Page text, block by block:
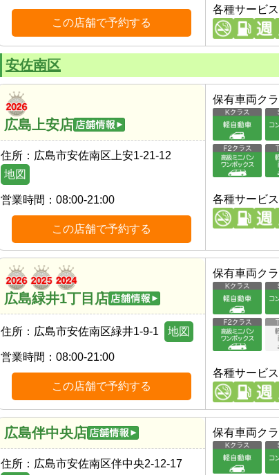
この店舗で予約する
各種サービス
安佐南区
広島上安店
住所： 広島市安佐南区上安1-21-12
地図
営業時間： 08:00-21:00
この店舗で予約する
保有車両ク
各種サービス
広島緑井1丁目店
住所： 広島市安佐南区緑井1-9-1 地図
営業時間： 08:00-21:00
この店舗で予約する
保有車両ク
各種サービス
広島伴中央店
住所： 広島市安佐南区伴中央2-12-17
保有車両ク